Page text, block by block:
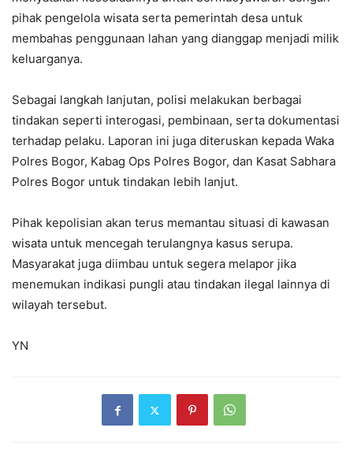
pihak pengelola wisata serta pemerintah desa untuk
membahas penggunaan lahan yang dianggap menjadi milik
keluarganya.
Sebagai langkah lanjutan, polisi melakukan berbagai
tindakan seperti interogasi, pembinaan, serta dokumentasi
terhadap pelaku. Laporan ini juga diteruskan kepada Waka
Polres Bogor, Kabag Ops Polres Bogor, dan Kasat Sabhara
Polres Bogor untuk tindakan lebih lanjut.
Pihak kepolisian akan terus memantau situasi di kawasan
wisata untuk mencegah terulangnya kasus serupa.
Masyarakat juga diimbau untuk segera melapor jika
menemukan indikasi pungli atau tindakan ilegal lainnya di
wilayah tersebut.
YN